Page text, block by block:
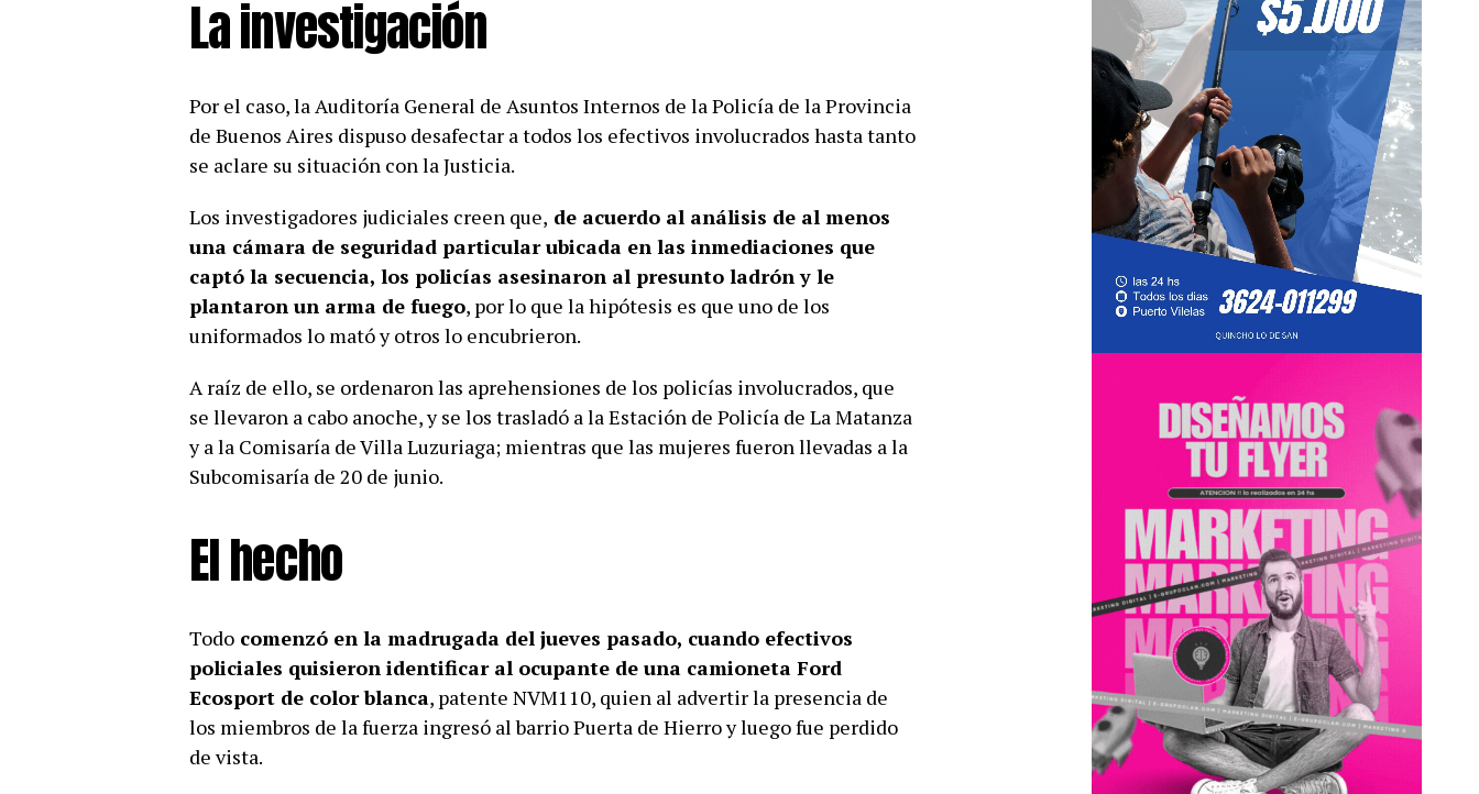
La investigación
Por el caso, la Auditoría General de Asuntos Internos de la Policía de la Provincia
de Buenos Aires dispuso desafectar a todos los efectivos involucrados hasta tanto
se aclare su situación con la Justicia.
Los investigadores judiciales creen que, de acuerdo al análisis de al menos
una cámara de seguridad particular ubicada en las inmediaciones que
captó la secuencia, los policías asesinaron al presunto ladrón y le
plantaron un arma de fuego, por lo que la hipótesis es que uno de los
uniformados lo mató y otros lo encubrieron.
A raíz de ello, se ordenaron las aprehensiones de los policías involucrados, que
se llevaron a cabo anoche, y se los trasladó a la Estación de Policía de La Matanza
y a la Comisaría de Villa Luzuriaga; mientras que las mujeres fueron llevadas a la
Subcomisaría de 20 de junio.
El hecho
Todo comenzó en la madrugada del jueves pasado, cuando efectivos
policiales quisieron identificar al ocupante de una camioneta Ford
Ecosport de color blanca, patente NVM110, quien al advertir la presencia de
los miembros de la fuerza ingresó al barrio Puerta de Hierro y luego fue perdido
de vista.